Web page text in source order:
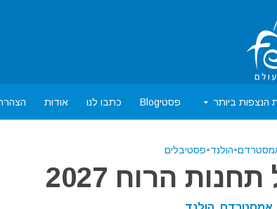
הנצפות ביותר פסטיBlog כתבו לנו אודות
•הולנד•פסטיבלים
הרוח 2027